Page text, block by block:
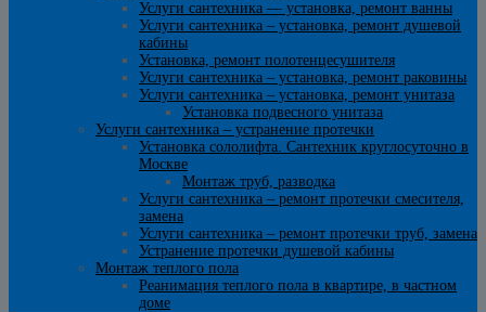
Услуги сантехника — установка, ремонт ванны
Услуги сантехника – установка, ремонт душевой
кабины
Установка, ремонт полотенцесушителя
Услуги сантехника – установка, ремонт раковины
Услуги сантехника – установка, ремонт унитаза
Установка подвесного унитаза
Услуги сантехника – устранение протечки
Установка сололифта. Сантехник круглосуточно в
Москве
Монтаж труб, разводка
Услуги сантехника – ремонт протечки смесителя,
замена
Услуги сантехника – ремонт протечки труб, замена
Устранение протечки душевой кабины
Монтаж теплого пола
Реанимация теплого пола в квартире, в частном
доме